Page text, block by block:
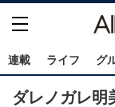
連載 ライフ グ
ダレノガレ明